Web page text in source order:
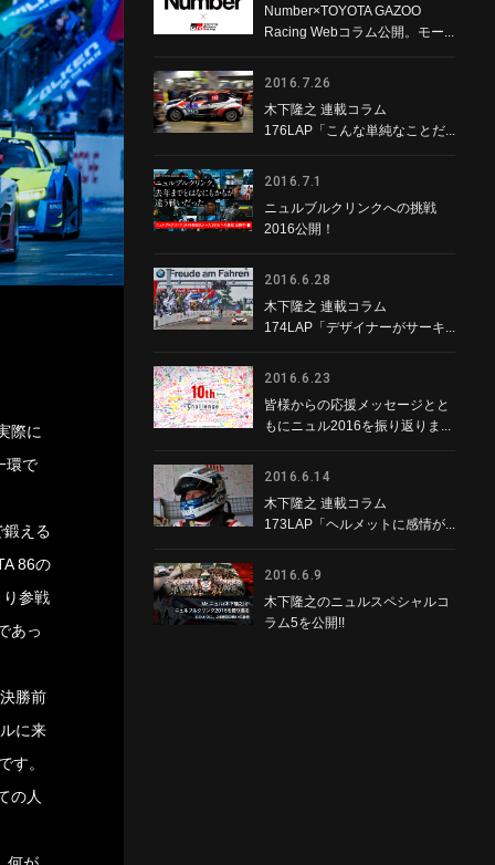
際に
環で
える
86の
参戦
あっ
勝前
に来
す。
の人
Number×TOYOTA GAZOO
Racing Webコラム公開。モー...
2016.7.26
木下隆之 連載コラム
176LAP「こんな単純なことだ...
2016.7.1
ニュルブルクリンクへの挑戦
2016公開！
2016.6.28
木下隆之 連載コラム
174LAP「デザイナーがサーキ...
2016.6.23
皆様からの応援メッセージとと
もにニュル2016を振り返りま...
2016.6.14
木下隆之 連載コラム
173LAP「ヘルメットに感情が...
2016.6.9
木下隆之のニュルスペシャルコ
ラム5を公開!!